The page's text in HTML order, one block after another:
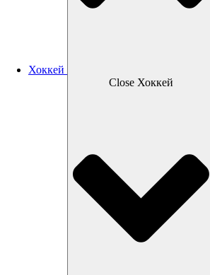
Хоккей
Close Хоккей